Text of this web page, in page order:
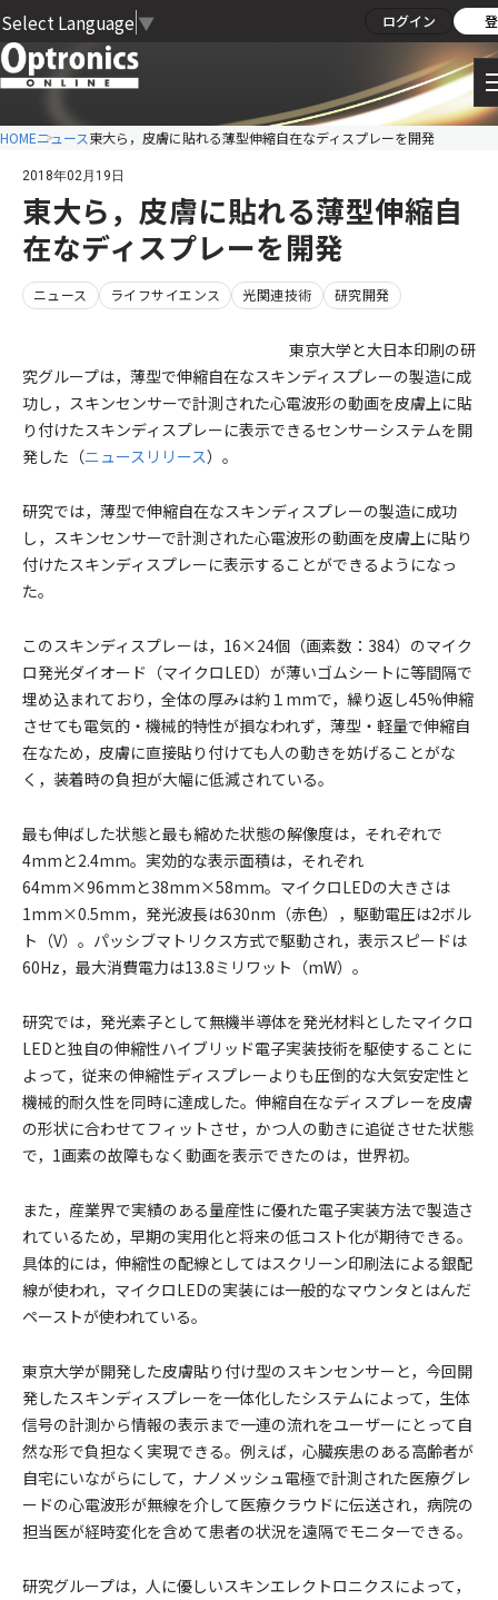
Select Language ▼ ログイン
HOMEニュース東大ら，皮膚に貼れる薄型伸縮自在なディスプレーを開発
2018年02月19日
東大ら，皮膚に貼れる薄型伸縮自
在なディスプレーを開発
ニュース ライフサイエンス 光関連技術 研究開発
東京大学と大日本印刷の研
究グループは，薄型で伸縮自在なスキンディスプレーの製造に成
功し，スキンセンサーで計測された心電波形の動画を皮膚上に貼
り付けたスキンディスプレーに表示できるセンサーシステムを開
発した（ニュースリリース）。
研究では，薄型で伸縮自在なスキンディスプレーの製造に成功
し，スキンセンサーで計測された心電波形の動画を皮膚上に貼り
付けたスキンディスプレーに表示することができるようになっ
た。
このスキンディスプレーは，16×24個（画素数：384）のマイク
ロ発光ダイオード（マイクロLED）が薄いゴムシートに等間隔で
埋め込まれており，全体の厚みは約１mmで，繰り返し45%伸縮
させても電気的・機械的特性が損なわれず，薄型・軽量で伸縮自
在なため，皮膚に直接貼り付けても人の動きを妨げることがな
く，装着時の負担が大幅に低減されている。
最も伸ばした状態と最も縮めた状態の解像度は，それぞれで
4mmと2.4mm。実効的な表示面積は，それぞれ
64mm×96mmと38mm×58mm。マイクロLEDの大きさは
1mm×0.5mm，発光波長は630nm（赤色），駆動電圧は2ボル
ト（V）。パッシブマトリクス方式で駆動され，表示スピードは
60Hz，最大消費電力は13.8ミリワット（mW）。
研究では，発光素子として無機半導体を発光材料としたマイクロ
LEDと独自の伸縮性ハイブリッド電子実装技術を駆使することに
よって，従来の伸縮性ディスプレーよりも圧倒的な大気安定性と
機械的耐久性を同時に達成した。伸縮自在なディスプレーを皮膚
の形状に合わせてフィットさせ，かつ人の動きに追従させた状態
で，1画素の故障もなく動画を表示できたのは，世界初。
また，産業界で実績のある量産性に優れた電子実装方法で製造さ
れているため，早期の実用化と将来の低コスト化が期待できる。
具体的には，伸縮性の配線としてはスクリーン印刷法による銀配
線が使われ，マイクロLEDの実装には一般的なマウンタとはんだ
ペーストが使われている。
東京大学が開発した皮膚貼り付け型のスキンセンサーと，今回開
発したスキンディスプレーを一体化したシステムによって，生体
信号の計測から情報の表示まで一連の流れをユーザーにとって自
然な形で負担なく実現できる。例えば，心臓疾患のある高齢者が
自宅にいながらにして，ナノメッシュ電極で計測された医療グレ
ードの心電波形が無線を介して医療クラウドに伝送され，病院の
担当医が経時変化を含めて患者の状況を遠隔でモニターできる。
研究グループは，人に優しいスキンエレクトロニクスによって，